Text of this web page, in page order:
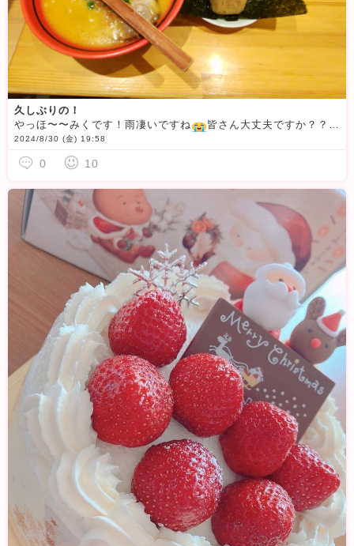
久しぶりの！
やっほ〜〜みくです！雨凄いですね
皆さん大丈夫ですか？？みくは雨が落ち着いてる時に外出て、ラーメン食べてきました！ダイエットしてるから、ラーメン全然食べてなかったけど、久しぶりに食べたら美味しすぎて
2024/8/30 (金) 19:58
0 10